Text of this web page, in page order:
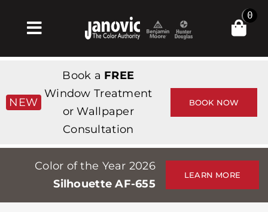
Toggle
Navigation
Products & Services
Магазин
Professionals
Stores
0
NEW
Book a FREE
Window Treatment
or Wallpaper
Consultation
BOOK NOW
Color of the Year 2026
Silhouette AF-655
LEARN MORE